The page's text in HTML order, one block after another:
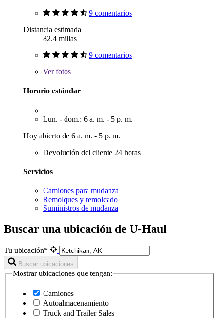
9 comentarios
Distancia estimada
82.4 millas
9 comentarios
Verfotos
Horario estándar
Lun. - dom.: 6 a. m. - 5 p. m.
Hoy abierto de 6 a. m. - 5 p. m.
Devolución del cliente 24 horas
Servicios
Camiones para mudanza
Remolques y remolcado
Suministros de mudanza
Buscar una ubicación de U-Haul
Tu ubicación*
Buscar ubicaciones
Mostrar ubicaciones que tengan:
Camiones
Autoalmacenamiento
Truck and Trailer Sales